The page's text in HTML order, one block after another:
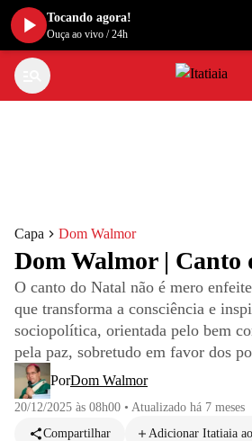
Capa Dom Walmor
Dom Walmor | Canto
O canto do Natal não é mero
que transforma a consciência e
sociopolítica, orientada pelo bem
pela paz, sobretudo em favor dos
PorDom Walmor
20/12/2025 às 08h00 • Atualizado há 7 meses
Compartilhar
Adicionar Itatiaia ao
Tocando agora!
Ouça ao vivo /24h